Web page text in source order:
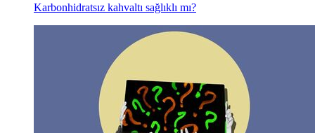
Karbonhidratsız kahvaltı sağlıklı mı?